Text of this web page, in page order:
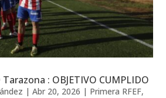
: OBJETIVO CUMPLIDO
|Abr 20, 2026 | Primera RFEF,